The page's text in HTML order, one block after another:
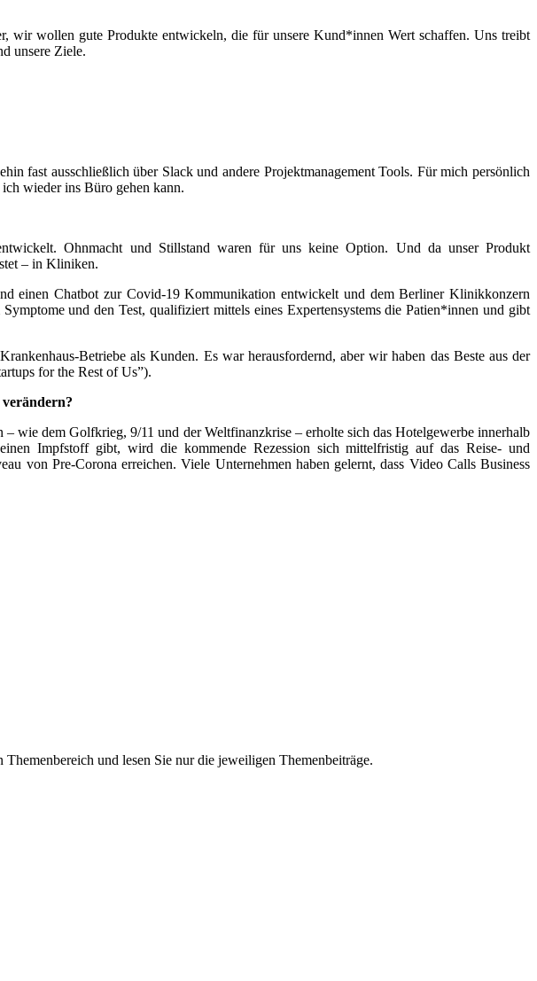
wir wollen gute Produkte entwickeln, die für unsere Kund*innen Wert schaffen. Uns treibt
unsere Ziele.
fast ausschließlich über Slack und andere Projektmanagement Tools. Für mich persönlich
wieder ins Büro gehen kann.
Ohnmacht und Stillstand waren für uns keine Option. Und da unser Produkt
– in Kliniken.
einen Chatbot zur Covid-19 Kommunikation entwickelt und dem Berliner Klinikkonzern
und den Test, qualifiziert mittels eines Expertensystems die Patien*innen und gibt
Betriebe als Kunden. Es war herausfordernd, aber wir haben das Beste aus der
for the Rest of Us”).
wie dem Golfkrieg, 9/11 und der Weltfinanzkrise – erholte sich das Hotelgewerbe innerhalb
Impfstoff gibt, wird die kommende Rezession sich mittelfristig auf das Reise- und
von Pre-Corona erreichen. Viele Unternehmen haben gelernt, dass Video Calls Business
und lesen Sie nur die jeweiligen Themenbeiträge.